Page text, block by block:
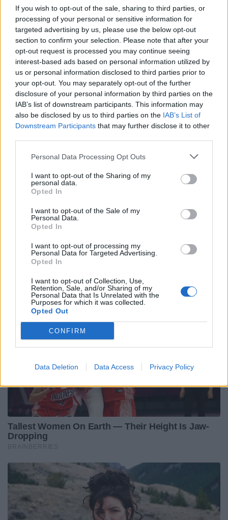
If you wish to opt-out of the sale, sharing to third parties, or
processing of your personal or sensitive information for
targeted advertising by us, please use the below opt-out
section to confirm your selection. Please note that after your
opt-out request is processed you may continue seeing
interest-based ads based on personal information utilized by
us or personal information disclosed to third parties prior to
your opt-out. You may separately opt-out of the further
disclosure of your personal information by third parties on the
IAB’s list of downstream participants. This information may
also be disclosed by us to third parties on the IAB’s List of
Downstream Participants that may further disclose it to other
Personal Data Processing Opt Outs
I want to opt-out of the Sharing of my
personal data.
Opted In
I want to opt-out of the Sale of my
Personal Data.
Opted In
I want to opt-out of processing my
Personal Data for Targeted Advertising.
Opted In
I want to opt-out of Collection, Use,
Retention, Sale, and/or Sharing of my
Personal Data that Is Unrelated with the
Purposes for which it was collected.
Opted Out
CONFIRM
Data Deletion Data Access Privacy Policy